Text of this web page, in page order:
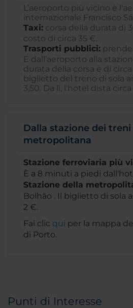
L’aeroporto più vicino è
internazionale Francisco
Taxi: corsa della durata di
costo di circa 35 €.
Trasporti pubblici:
E dall’aeroporto alla
durata della corsa è di
biglietto del treno di sola
3,50. Da lì, l'hotel dista
Dalla stazione dei treni
metropolitana
Stazione ferroviaria più
È a 8 minuti a piedi
Stazione della
Bolhão . Il biglietto di sola
2 €.
Fai clic qui per la mappa
di Porto.
Punti di Interesse